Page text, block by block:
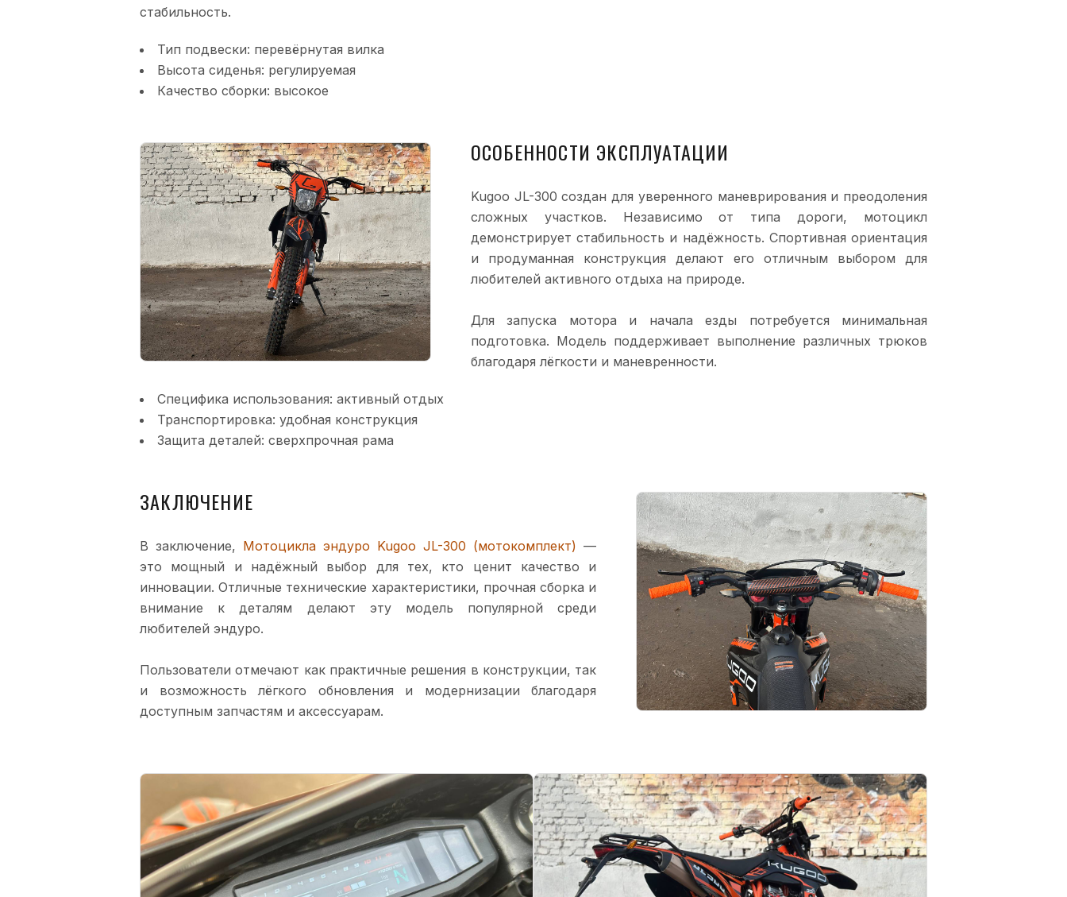
стабильность.
Тип подвески: перевёрнутая вилка
Высота сиденья: регулируемая
Качество сборки: высокое
ОСОБЕННОСТИ ЭКСПЛУАТАЦИИ
Kugoo JL-300 создан для уверенного маневрирования и преодоления
сложных участков. Независимо от типа дороги, мотоцикл
демонстрирует стабильность и надёжность. Спортивная ориентация
и продуманная конструкция делают его отличным выбором для
любителей активного отдыха на природе.
Для запуска мотора и начала езды потребуется минимальная
подготовка. Модель поддерживает выполнение различных трюков
благодаря лёгкости и маневренности.
Специфика использования: активный отдых
Транспортировка: удобная конструкция
Защита деталей: сверхпрочная рама
ЗАКЛЮЧЕНИЕ
В заключение, Мотоцикла эндуро Kugoo JL-300 (мотокомплект) —
это мощный и надёжный выбор для тех, кто ценит качество и
инновации. Отличные технические характеристики, прочная сборка и
внимание к деталям делают эту модель популярной среди
любителей эндуро.
Пользователи отмечают как практичные решения в конструкции, так
и возможность лёгкого обновления и модернизации благодаря
доступным запчастям и аксессуарам.